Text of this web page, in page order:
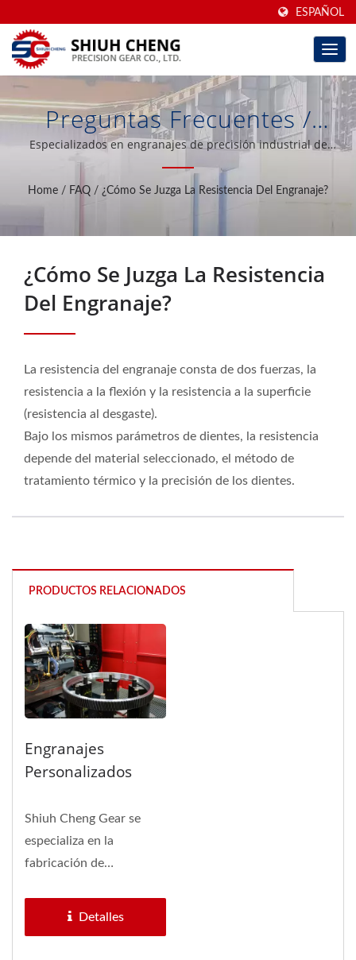
ESPAÑOL
Preguntas Frecuentes /
Engranajes De Precisión De
Alta Calidad Y
Reductor/aumentador De
Engranajes Con Sede En
Taiwán Durante 40 Años |
Shiuh Cheng Precision Gear
Especializados en engranajes de precisión industrial de
tamaño mediano y grande. Introducción de las rectificadoras
de perfil de engranajes más avanzadas del mundo desde
Alemania.
Home / FAQ / ¿Cómo Se Juzga La Resistencia Del Engranaje?
¿Cómo Se Juzga La Resistencia
Del Engranaje?
La resistencia del engranaje consta de dos fuerzas, la
resistencia a la flexión y la resistencia a la superficie
(resistencia al desgaste).
Bajo los mismos parámetros de dientes, la resistencia
depende del material seleccionado, el método de
tratamiento térmico y la precisión de los dientes.
PRODUCTOS RELACIONADOS
Engranajes
Personalizados
Shiuh Cheng Gear se
especializa en la
fabricación de
Detalles